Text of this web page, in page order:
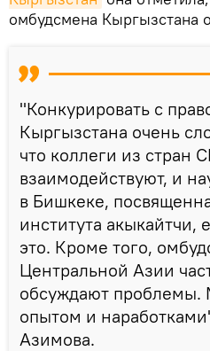
омбудсмена Кыргызстана
"Конкурировать с
Кыргызстана очень
что коллеги из стран
взаимодействуют, и
в Бишкеке,
института акыкайтчи,
это. Кроме того,
Центральной Азии
обсуждают
опытом и
Азимова.